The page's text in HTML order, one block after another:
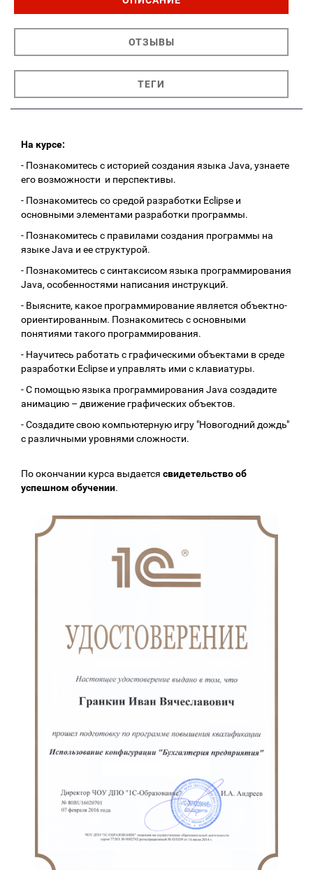
ОТЗЫВЫ
ТЕГИ
На курсе:
- Познакомитесь с историей создания языка Java, узнаете
его возможности и перспективы.
- Познакомитесь со средой разработки Eclipse и
основными элементами разработки программы.
- Познакомитесь с правилами создания программы на
языке Java и ее структурой.
- Познакомитесь с синтаксисом языка программирования
Java, особенностями написания инструкций.
- Выясните, какое программирование является объектно-
ориентированным. Познакомитесь с основными
понятиями такого программирования.
- Научитесь работать с графическими объектами в среде
разработки Eclipse и управлять ими с клавиатуры.
- С помощью языка программирования Java создадите
анимацию – движение графических объектов.
- Создадите свою компьютерную игру "Новогодний дождь"
с различными уровнями сложности.
По окончании курса выдается свидетельство об
успешном обучении.